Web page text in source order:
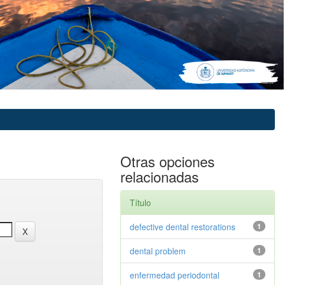
Otras opciones
relacionadas
Título
1
defective dental restorations
1
dental problem
1
enfermedad periodontal